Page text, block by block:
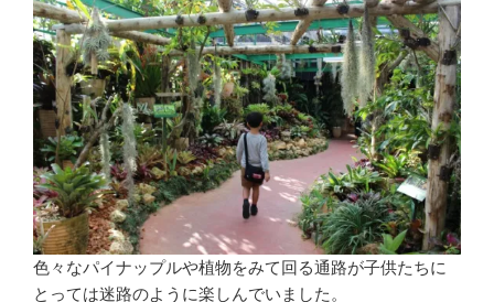
色々なパイナップルや植物をみて回る通路が子供たちに
とっては迷路のように楽しんでいました。